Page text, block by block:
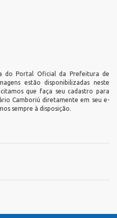
do Portal Oficial da Prefeitura de
estão disponibilizadas neste
que faça seu cadastro para
Camboriú diretamente em seu e-
sempre à disposição.